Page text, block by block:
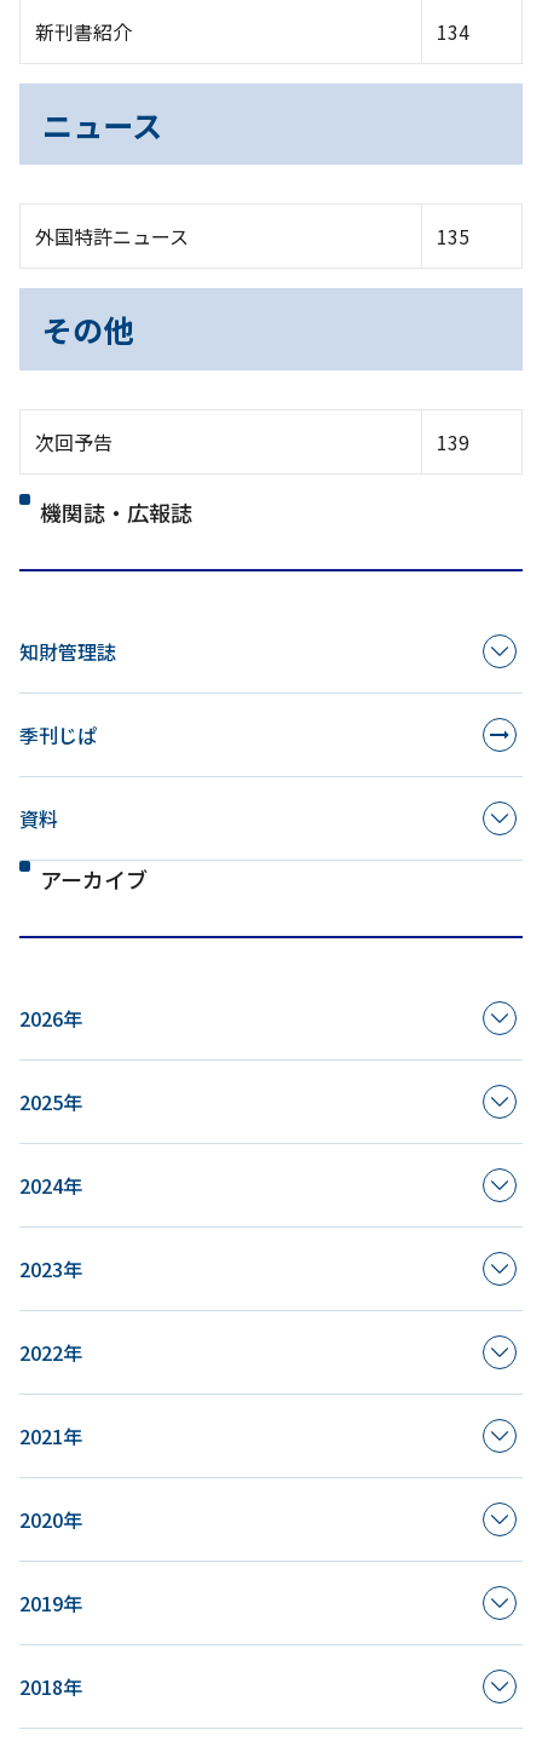
新刊書紹介 134
ニュース
外国特許ニュース 135
その他
次回予告 139
機関誌・広報誌
知財管理誌
季刊じぱ
資料
アーカイブ
2026年
2025年
2024年
2023年
2022年
2021年
2020年
2019年
2018年